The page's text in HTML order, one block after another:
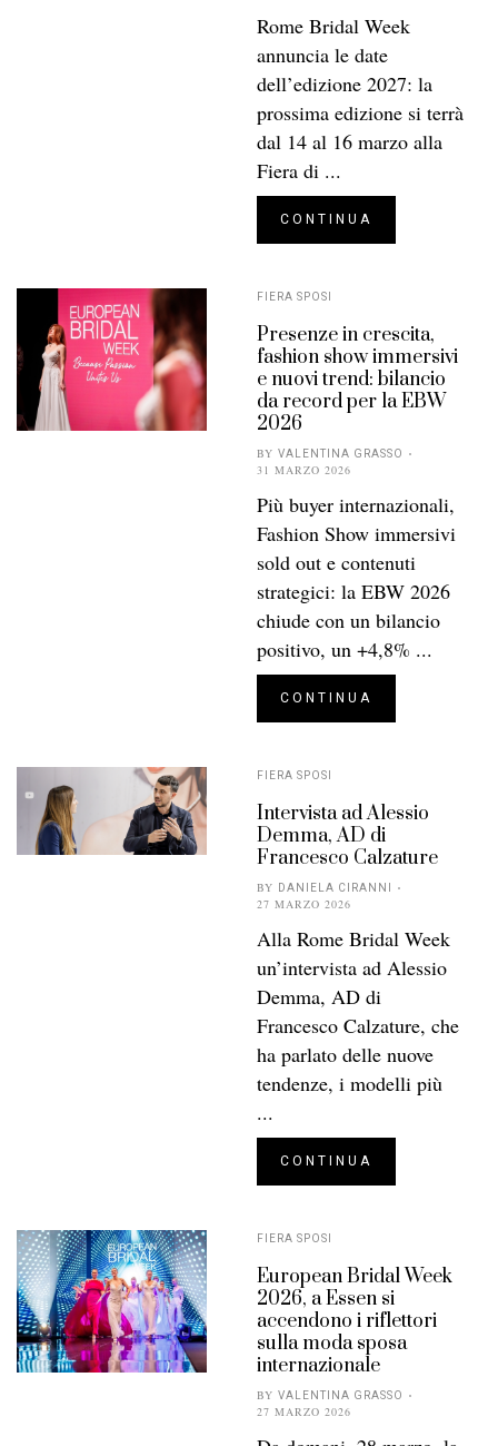
Rome Bridal Week
annuncia le date
dell’edizione 2027: la
prossima edizione si terrà
dal 14 al 16 marzo alla
Fiera di ...
CONTINUA
FIERA SPOSI
Presenze in crescita,
fashion show immersivi
e nuovi trend: bilancio
da record per la EBW
2026
BYVALENTINA GRASSO
31 MARZO 2026
Più buyer internazionali,
Fashion Show immersivi
sold out e contenuti
strategici: la EBW 2026
chiude con un bilancio
positivo, un +4,8% ...
CONTINUA
FIERA SPOSI
Intervista ad Alessio
Demma, AD di
Francesco Calzature
BY DANIELA CIRANNI
27 MARZO 2026
Alla Rome Bridal Week
un’intervista ad Alessio
Demma, AD di
Francesco Calzature, che
ha parlato delle nuove
tendenze, i modelli più
...
CONTINUA
FIERA SPOSI
European Bridal Week
2026, a Essen si
accendono i riflettori
sulla moda sposa
internazionale
BYVALENTINA GRASSO
27 MARZO 2026